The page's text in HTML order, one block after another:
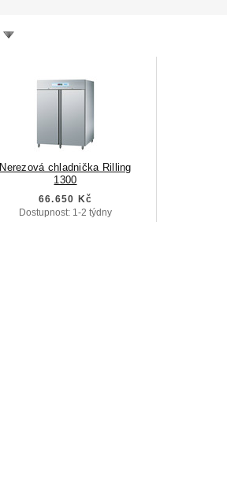
Nerezová chladnička Rilling
1300
66.650 Kč
Dostupnost: 1-2 týdny